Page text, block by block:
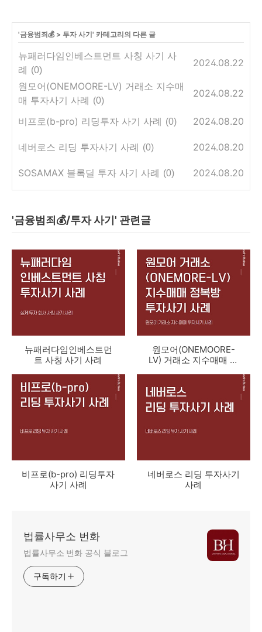
'금융범죄💰> 투자 사기' 카테고리의 다른 글
뉴패러다임인베스트먼트 사칭 사기 사
례 (0)
2024.08.22
원모어(ONEMOORE-LV) 거래소 지수매
매 투자사기 사례 (0)
2024.08.22
비프로(b-pro) 리딩투자 사기 사례 (0) 2024.08.20
네버로스 리딩 투자사기 사례 (0) 2024.08.20
SOSAMAX 블록딜 투자 사기 사례 (0) 2024.08.20
'금융범죄💰/투자 사기' 관련글
뉴패러다임인베스트먼
트 사칭 사기 사례
원모어(ONEMOORE-
LV) 거래소 지수매매 투
비프로(b-pro) 리딩투자
사기 사례
네버로스 리딩 투자사기
사례
법률사무소 번화
법률사무소 번화 공식 블로그
구독하기